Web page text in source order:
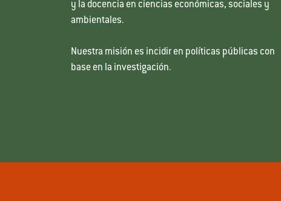
y la docencia en ciencias económicas, sociales y
ambientales.
Nuestra misión es incidir en políticas públicas con
base en la investigación.